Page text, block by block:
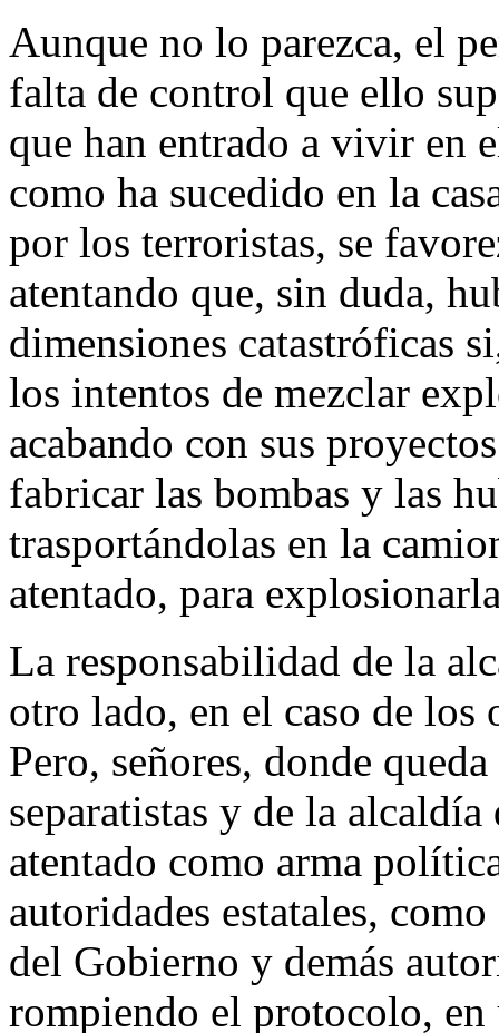
Aunque no lo parezca, el
falta de control que ello
que han entrado a vivir en
como ha sucedido en la
por los terroristas, se
atentando que, sin duda,
dimensiones catastróficas
los intentos de mezclar
acabando con sus
fabricar las bombas y las
trasportándolas en la
atentado, para
La responsabilidad de la
otro lado, en el caso de los
Pero, señores, donde
separatistas y de la
atentado como arma
autoridades estatales,
del Gobierno y demás
rompiendo el protocolo, en